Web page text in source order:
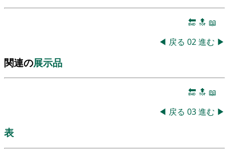
🔚 🔝 📖
◀ 戻る 02進む ▶
関連の展示品
🔚 🔝 📖
◀ 戻る 03進む ▶
表